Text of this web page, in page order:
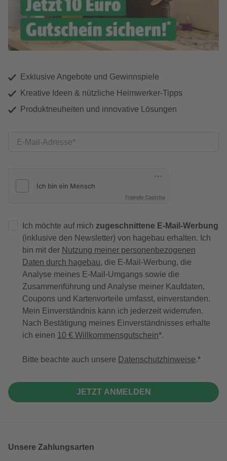
Exklusive Angebote und Gewinnspiele
Kreative Ideen & nützliche Heimwerker-Tipps
Produktneuheiten und innovative Lösungen
E-Mail-Adresse
Friendly Captcha
Ich möchte auf mich zugeschnittene E-Mail-Werbung
(inklusive den Newsletter) von hagebau erhalten. Ich
bin mit der Nutzung meiner personenbezogenen
Daten durch hagebau, die E-Mail-Werbung, die
Analyse meines E-Mail-Umgangs sowie die
Zusammenführung und Analyse meiner Kaufdaten,
Coupons und Kartenvorteile umfasst, einverstanden.
Mein Einverständnis kann ich jederzeit widerrufen.
Nach Bestätigung meines Einverständnisses erhalte
ich einen 10 € Willkommensgutschein*.
Bitte beachte auch unsere Datenschutzhinweise.
JETZT ANMELDEN
Unsere Zahlungsarten